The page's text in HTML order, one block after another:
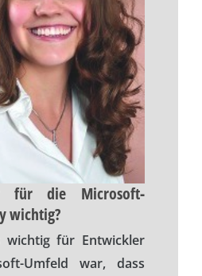
für die Microsoft-
wichtig?
wichtig für Entwickler
Umfeld war, dass